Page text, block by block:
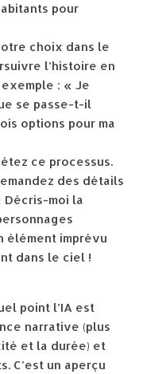
pour
choix dans le
l’histoire en
: « Je
se passe-t-il
options pour ma
ce processus.
des détails
Décris-moi la
élément imprévu
dans le ciel !
point l’IA est
narrative (plus
et la durée) et
C’est un aperçu